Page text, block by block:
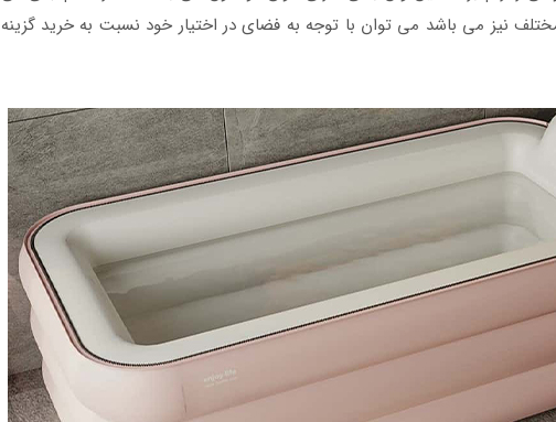
نیز می باشد می توان با توجه به فضای در اختیار خود نسبت به خرید گزینه